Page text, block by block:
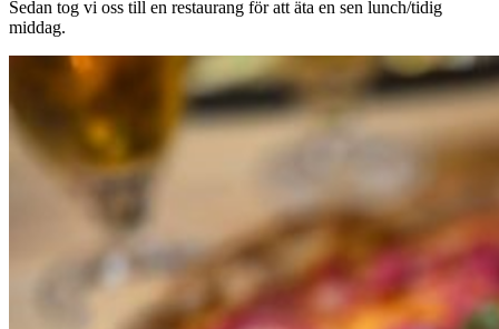
Sedan tog vi oss till en restaurang för att äta en sen lunch/tidig
middag.